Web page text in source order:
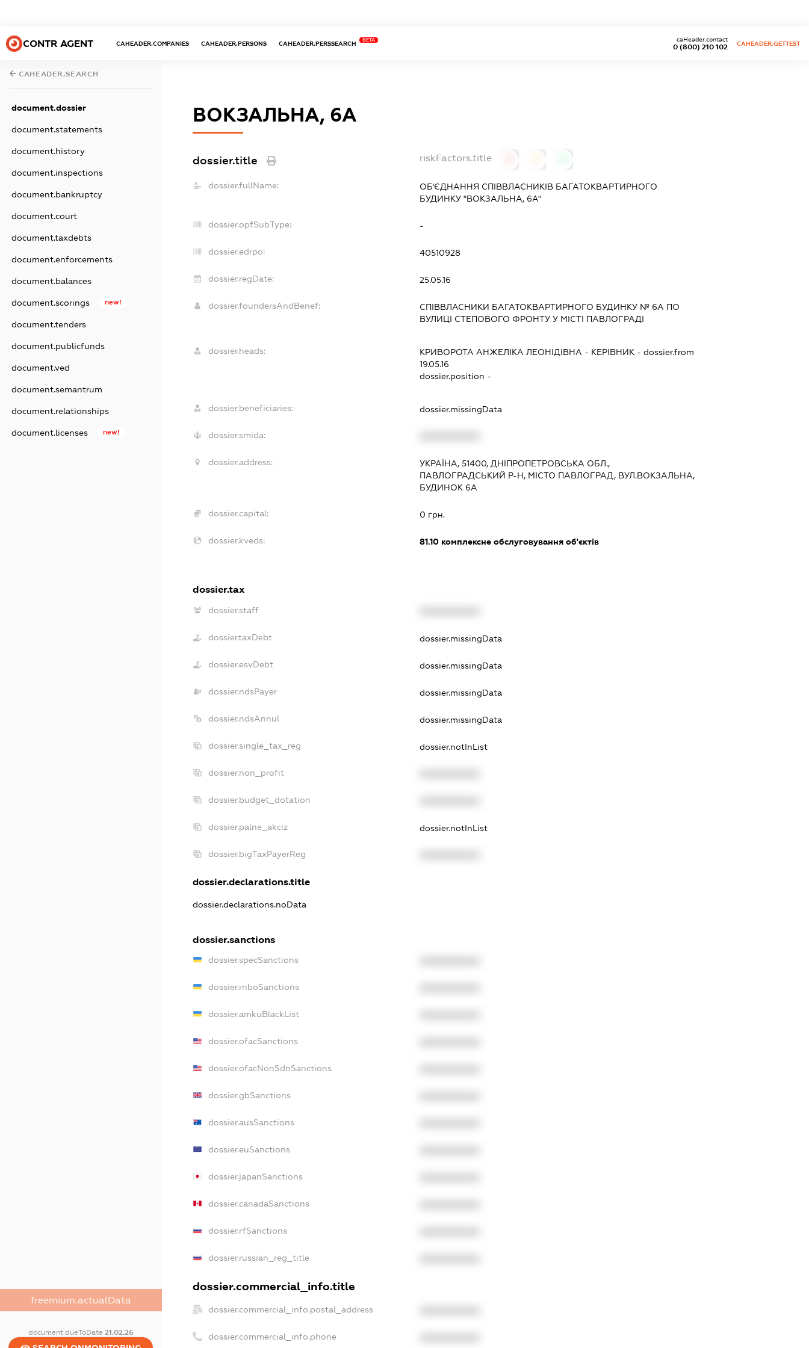
CONTR AGENT CAHEADER.COMPANIES CAHEADER.PERSONS CAHEADER.PERSSEARCH
BETA
0 (800) 210 102
caHeader.contact
CAHEADER.GETTEST
CAHEADER.SEARCH
document.dossier
document.statements
document.history
document.inspections
document.bankruptcy
document.court
document.taxdebts
document.enforcements
document.balances
document.scorings new!
document.tenders
document.publicfunds
document.ved
document.semantrum
document.relationships
document.licenses new!
freemium.actualData
document.dueToDate 21.02.26
ВОКЗАЛЬНА, 6А
dossier.title riskFactors.title
dossier.fullName:
ОБ'ЄДНАННЯ СПІВВЛАСНИКІВ БАГАТОКВАРТИРНОГО
БУДИНКУ "ВОКЗАЛЬНА, 6А"
dossier.opfSubType: -
dossier.edrpo: 40510928
dossier.regDate: 25.05.16
dossier.foundersAndBenef:
СПІВВЛАСНИКИ БАГАТОКВАРТИРНОГО БУДИНКУ № 6А ПО
ВУЛИЦІ СТЕПОВОГО ФРОНТУ У МІСТІ ПАВЛОГРАДІ
dossier.heads: КРИВОРОТА АНЖЕЛІКА ЛЕОНІДІВНА - КЕРІВНИК - dossier.from
19.05.16
dossier.position -
dossier.beneficiaries: dossier.missingData
dossier.smida:
dossier.address:
УКРАЇНА, 51400, ДНІПРОПЕТРОВСЬКА ОБЛ.,
ПАВЛОГРАДСЬКИЙ Р-Н, МІСТО ПАВЛОГРАД, ВУЛ.ВОКЗАЛЬНА,
БУДИНОК 6А
dossier.capital: 0 грн.
dossier.kveds: 81.10 комплексне обслуговування об'єктів
dossier.tax
dossier.staff
dossier.taxDebt dossier.missingData
dossier.esvDebt dossier.missingData
dossier.ndsPayer dossier.missingData
dossier.ndsAnnul dossier.missingData
dossier.single_tax_reg dossier.notInList
dossier.non_profit
dossier.budget_dotation
dossier.palne_akciz dossier.notInList
dossier.bigTaxPayerReg
dossier.declarations.title
dossier.declarations.noData
dossier.sanctions
dossier.specSanctions
dossier.rnboSanctions
dossier.amkuBlackList
dossier.ofacSanctions
dossier.ofacNonSdnSanctions
dossier.gbSanctions
dossier.ausSanctions
dossier.euSanctions
dossier.japanSanctions
dossier.canadaSanctions
dossier.rfSanctions
dossier.russian_reg_title
dossier.commercial_info.title
dossier.commercial_info.postal_address
dossier.commercial_info.phone